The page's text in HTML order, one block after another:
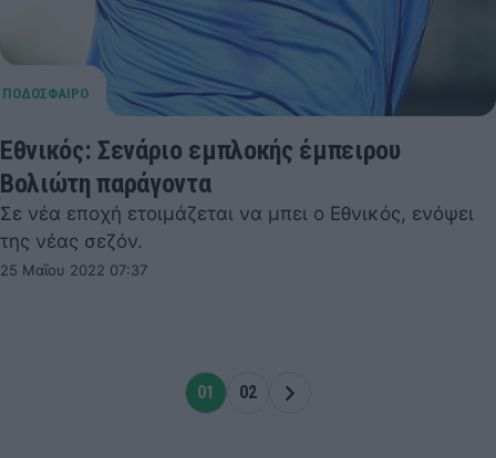
Εθνικός: Σενάριο εμπλοκής έμπειρου
Βολιώτη παράγοντα
Σε νέα εποχή ετοιμάζεται να μπει ο Εθνικός, ενόψει
της νέας σεζόν.
25 Μαΐου 2022 07:37
01 02